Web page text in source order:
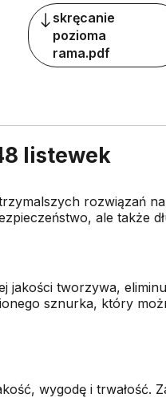
skręcanie
pozioma
rama.pdf
listewek
rozwiązań
ale także
tworzywa,
sznurka, który
wygodę i trwałość.